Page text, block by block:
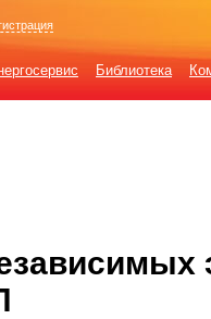
Библиотека